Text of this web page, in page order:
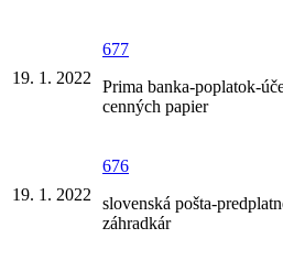
19. 1. 2022
677
Prima banka-poplatok-
cenných papier
19. 1. 2022
676
slovenská pošta-
záhradkár